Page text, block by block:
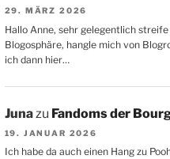
29. MÄRZ 2026
Hallo Anne, sehr gelegentlich
Blogosphäre, hangle mich von
ich dann hier…
Junazu Fandoms der
19. JANUAR 2026
Ich habe da auch einen Hang zu